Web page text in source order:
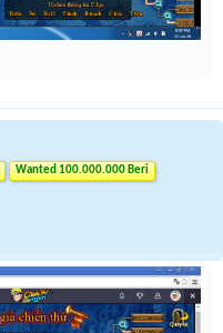
Wanted 100.000.000 Beri